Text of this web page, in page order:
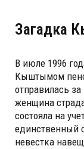
Загадка
В июле 1996
Кыштымом
отправилась
женщина
состояла на
единственный
невестка